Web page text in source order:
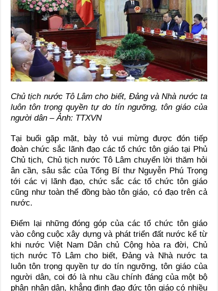
Chủ tịch nước Tô Lâm cho biết, Đảng và Nhà nước ta
luôn tôn trọng quyền tự do tín ngưỡng, tôn giáo của
người dân – Ảnh: TTXVN
Tại buổi gặp mặt, bày tỏ vui mừng được đón tiếp
đoàn chức sắc lãnh đạo các tổ chức tôn giáo tại Phủ
Chủ tịch, Chủ tịch nước Tô Lâm chuyển lời thăm hỏi
ân cần, sâu sắc của Tổng Bí thư Nguyễn Phú Trọng
tới các vị lãnh đạo, chức sắc các tổ chức tôn giáo
cũng như toàn thể đồng bào tôn giáo, có đạo trên cả
nước.
Điểm lại những đóng góp của các tổ chức tôn giáo
vào công cuộc xây dựng và phát triển đất nước kể từ
khi nước Việt Nam Dân chủ Cộng hòa ra đời, Chủ
tịch nước Tô Lâm cho biết, Đảng và Nhà nước ta
luôn tôn trọng quyền tự do tín ngưỡng, tôn giáo của
người dân, coi đó là nhu cầu chính đáng của một bộ
phận nhân dân, khẳng định đạo đức tôn giáo có nhiều